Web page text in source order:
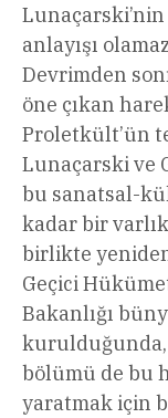
anlayışı
Devrimden
öne çıkan
Proletkült’ün
Lunaçarski ve
bu sanatsal-
kadar bir
birlikte
Geçici
Bakanlığı
bölümü de bu
yaratmak için